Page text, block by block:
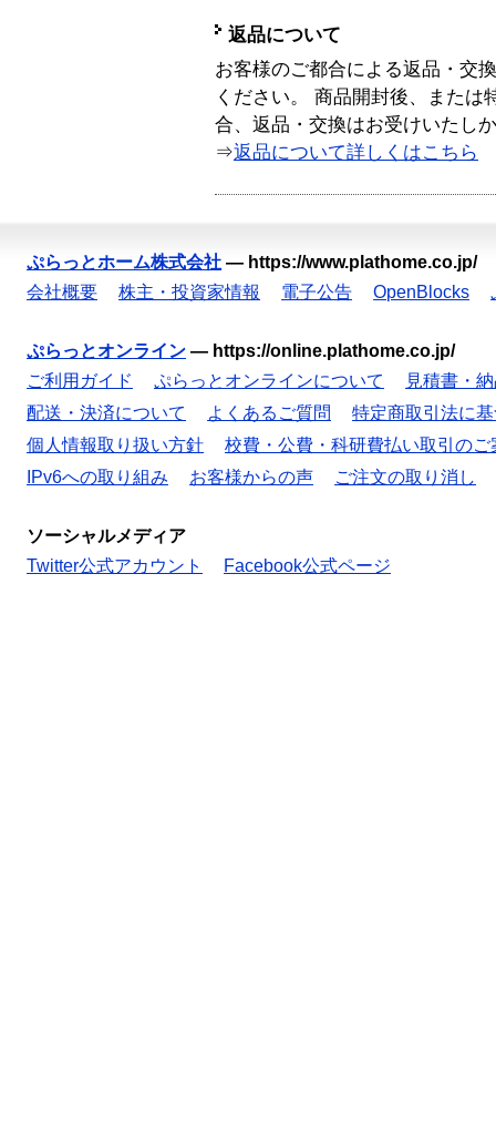
返品について
お客様のご都合による返品・交
ください。 商品開封後、または
合、返品・交換はお受けいたし
⇒返品について詳しくはこちら
ぷらっとホーム株式会社 — https://www.plathome.co.jp/
会社概要
株主・投資家情報 電子公告 OpenBlocks
ぷらっとオンライン — https://online.plathome.co.jp/
ご利用ガイド
ぷらっとオンラインについて
見積書・
配送・決済について
よくあるご質問
特定商取引法に
個人情報取り扱い方針
校費・公費・科研費払い取引のご
IPv6への取り組み
お客様からの声 ご注文の取り消し
ソーシャルメディア
Twitter公式アカウント
Facebook公式ページ